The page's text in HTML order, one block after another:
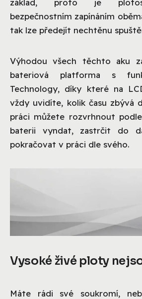
základ, proto je
bezpečnostním zapínáním
tak lze předejít nechtěnu
Výhodou všech těchto aku
bateriová platforma s
Technology, díky které na
vždy uvidíte, kolik času zbývá
práci můžete rozvrhnout
baterii vyndat, zastrčit do
pokračovat v práci dle svého.
Vysoké živé ploty
Máte rádi své soukromí,